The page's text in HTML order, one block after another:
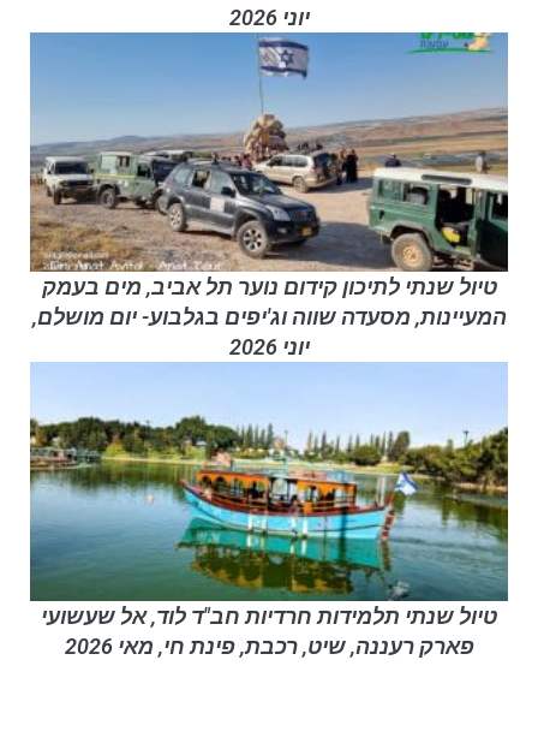
יוני 2026
טיול שנתי לתיכון קידום נוער תל אביב, מים בעמק
המעיינות, מסעדה שווה וג'יפים בגלבוע- יום מושלם,
יוני 2026
טיול שנתי תלמידות חרדיות חב"ד לוד, אל שעשועי
פארק רעננה, שיט, רכבת, פינת חי, מאי 2026